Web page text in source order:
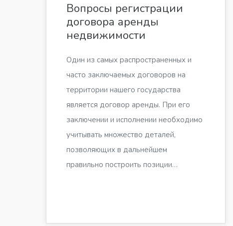
Вопросы регистрации
договора аренды
недвижимости
Один из самых распространенных и
часто заключаемых договоров на
территории нашего государства
является договор аренды. При его
заключении и исполнении необходимо
учитывать множество деталей,
позволяющих в дальнейшем
правильно построить позиции…